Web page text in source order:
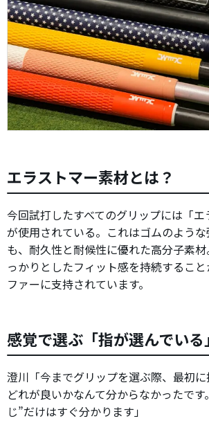
エラストマー素材とは？
今回試打したすべてのグリップには「
が使用されている。これはゴムのよう
も、耐久性と耐候性に優れた高分子素
っかりとしたフィット感を持続するこ
ファーに支持されています。
感覚で選ぶ「指が選んでいる」
澄川「今までグリップを選ぶ際、最初
どれが良いかなんて分からなかったで
じ”だけはすぐ分かります」